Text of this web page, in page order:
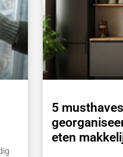
5
eten